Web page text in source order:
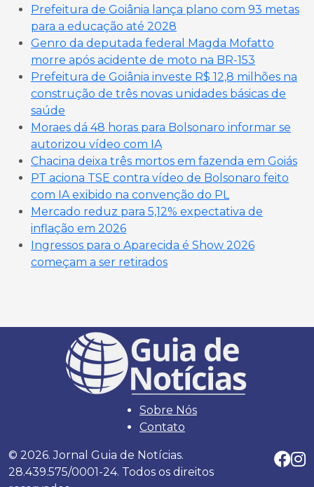
Prefeitura de Goiânia lança plano com 93 metas
para a educação até 2028
Genro da deputada federal Magda Mofatto
morre após acidente de moto na BR-153
Prefeitura de Goiânia investe R$ 12,8 milhões na
construção de três novas unidades básicas de
saúde
Moraes dá 48 horas para Bolsonaro informar se
autorizou vídeo com IA
Chacina deixa três mortos em fazenda em Goiás
PT aciona TSE contra vídeo de Bolsonaro feito
com IA exibido na convenção do PL
Mercado reduz para 5,12% expectativa de
inflação em 2026
Ingressos para o Aparecida é Show 2026
começam a ser retirados
Sobre Nós
Contato
© 2026. Jornal Guia de Notícias.
28.439.575/0001-24. Todos os direitos